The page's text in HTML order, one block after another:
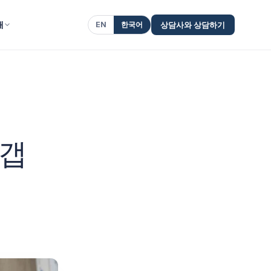
EN 한국어 상담사와 상담하기